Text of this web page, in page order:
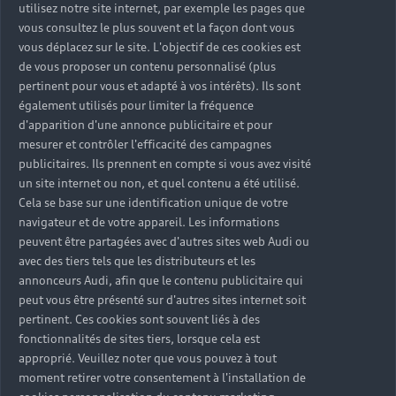
utilisez notre site internet, par exemple les pages que
vous consultez le plus souvent et la façon dont vous
vous déplacez sur le site. L'objectif de ces cookies est
de vous proposer un contenu personnalisé (plus
pertinent pour vous et adapté à vos intérêts). Ils sont
également utilisés pour limiter la fréquence
d'apparition d'une annonce publicitaire et pour
mesurer et contrôler l'efficacité des campagnes
publicitaires. Ils prennent en compte si vous avez visité
un site internet ou non, et quel contenu a été utilisé.
Cela se base sur une identification unique de votre
navigateur et de votre appareil. Les informations
peuvent être partagées avec d'autres sites web Audi ou
avec des tiers tels que les distributeurs et les
annonceurs Audi, afin que le contenu publicitaire qui
peut vous être présenté sur d'autres sites internet soit
pertinent. Ces cookies sont souvent liés à des
fonctionnalités de sites tiers, lorsque cela est
approprié. Veuillez noter que vous pouvez à tout
moment retirer votre consentement à l'installation de